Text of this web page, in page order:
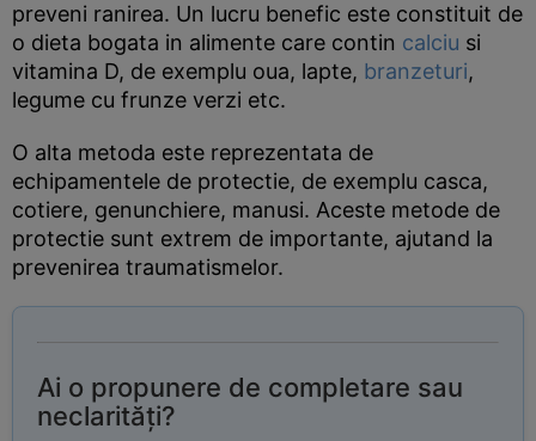
preveni ranirea. Un lucru benefic este constituit de
o dieta bogata in alimente care contin calciu si
vitamina D, de exemplu oua, lapte, branzeturi,
legume cu frunze verzi etc.
O alta metoda este reprezentata de
echipamentele de protectie, de exemplu casca,
cotiere, genunchiere, manusi. Aceste metode de
protectie sunt extrem de importante, ajutand la
prevenirea traumatismelor.
Ai o propunere de completare sau
neclarități?